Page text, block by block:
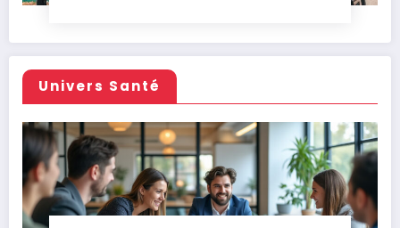
Univers Santé